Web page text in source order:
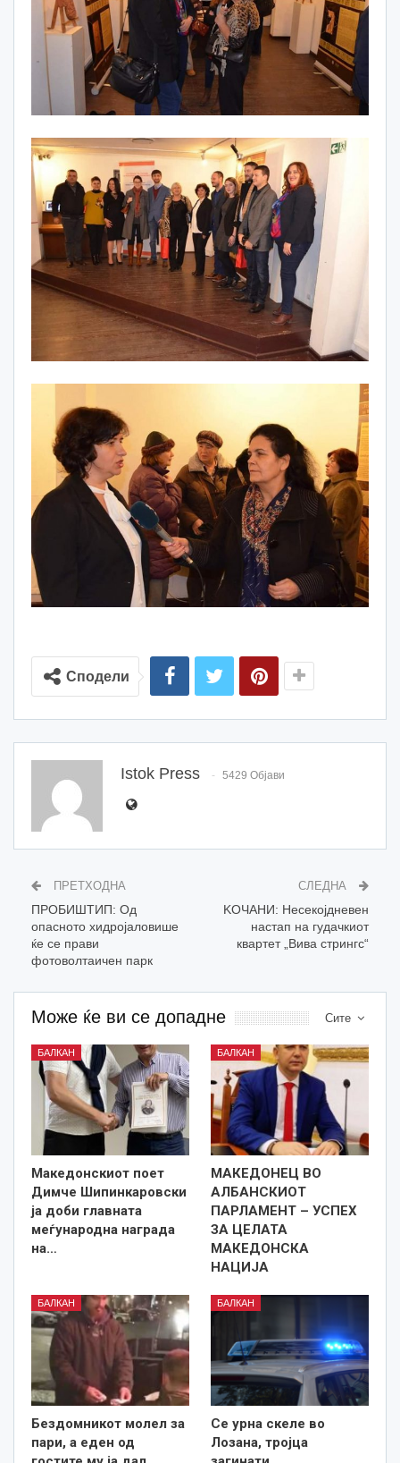
Сподели
Istok Press 5429 Објави
ПРЕТХОДНА
ПРОБИШТИП: Од
опасното хидројаловише
ќе се прави
фотоволтаичен парк
СЛЕДНА
KOЧАНИ: Несекојдневен
настап на гудачкиот
квартет „Вива стрингс“
Сите
Може ќе ви се допадне
БАЛКАН
Македонскиот поет
Димче Шипинкаровски
ја доби главната
меѓународна награда
на…
БАЛКАН
МАКЕДОНЕЦ ВО
АЛБАНСКИОТ
ПАРЛАМЕНТ – УСПЕХ
ЗА ЦЕЛАТА
МАКЕДОНСКА
НАЦИЈА
БАЛКАН
Бездомникот молел за
пари, а еден од
БАЛКАН
Се урна скеле во
Лозана, тројца